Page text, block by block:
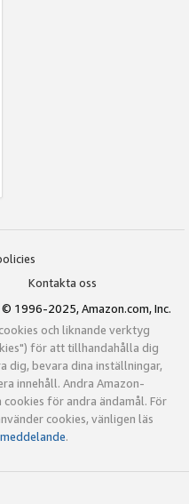
Kontakta oss
© 1996-2025, Amazon.com, Inc.
och liknande verktyg
för att tillhandahålla dig
dig, bevara dina inställningar,
innehåll. Andra Amazon-
för andra ändamål. För
cookies, vänligen läs
.